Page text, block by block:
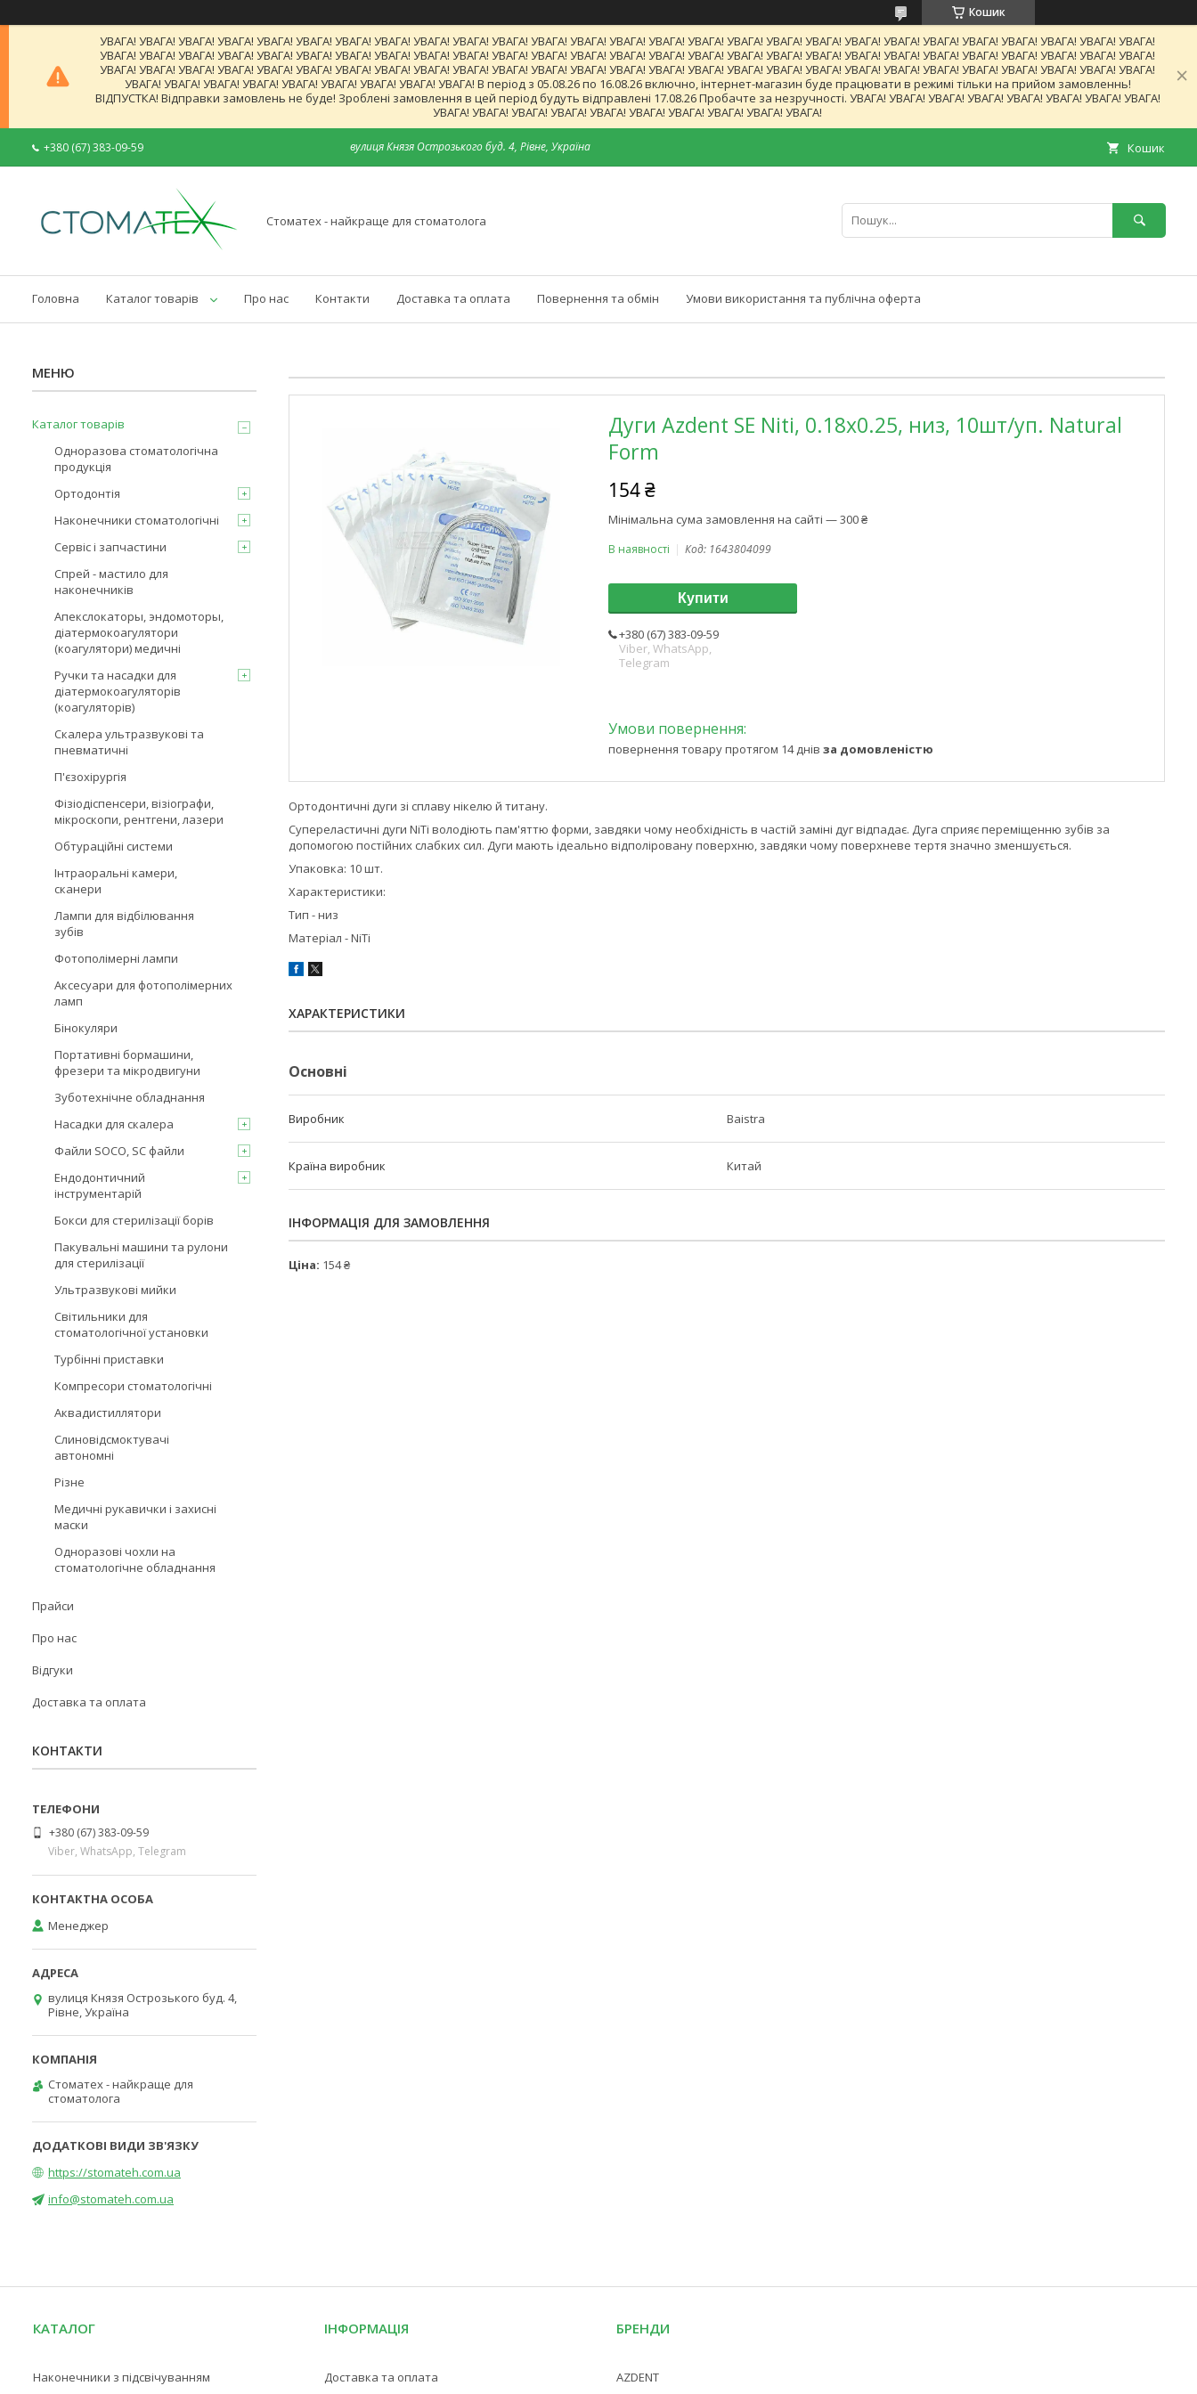
Кошик
УВАГА! УВАГА! УВАГА! УВАГА! УВАГА! УВАГА! УВАГА! УВАГА! УВАГА! УВАГА! УВАГА! УВАГА! УВАГА! УВАГА! УВАГА! УВАГА! УВАГА! УВАГА! УВАГА! УВАГА! УВАГА! УВАГА! УВАГА! УВАГА! УВАГА! УВАГА! УВАГА!
УВАГА! УВАГА! УВАГА! УВАГА! УВАГА! УВАГА! УВАГА! УВАГА! УВАГА! УВАГА! УВАГА! УВАГА! УВАГА! УВАГА! УВАГА! УВАГА! УВАГА! УВАГА! УВАГА! УВАГА! УВАГА! УВАГА! УВАГА! УВАГА! УВАГА! УВАГА! УВАГА!
УВАГА! УВАГА! УВАГА! УВАГА! УВАГА! УВАГА! УВАГА! УВАГА! УВАГА! УВАГА! УВАГА! УВАГА! УВАГА! УВАГА! УВАГА! УВАГА! УВАГА! УВАГА! УВАГА! УВАГА! УВАГА! УВАГА! УВАГА! УВАГА! УВАГА! УВАГА! УВАГА!
УВАГА! УВАГА! УВАГА! УВАГА! УВАГА! УВАГА! УВАГА! УВАГА! УВАГА! В період з 05.08.26 по 16.08.26 включно, інтернет-магазин буде працювати в режимі тільки на прийом замовленнь!
ВІДПУСТКА! Відправки замовлень не буде! Зроблені замовлення в цей період будуть відправлені 17.08.26 Пробачте за незручності. УВАГА! УВАГА! УВАГА! УВАГА! УВАГА! УВАГА! УВАГА! УВАГА!
УВАГА! УВАГА! УВАГА! УВАГА! УВАГА! УВАГА! УВАГА! УВАГА! УВАГА! УВАГА!
+380 (67) 383-09-59 вулиця Князя Острозького буд. 4, Рівне, Україна Кошик
Стоматех - найкраще для стоматолога
Головна Каталог товарів Про нас Контакти Доставка та оплата Повернення та обмін Умови використання та публічна оферта
Дуги Azdent SE Niti, 0.18x0.25, низ, 10шт/уп. Natural
Form
154 ₴
Мінімальна сума замовлення на сайті — 300 ₴
В наявності Код: 1643804099
Купити
+380 (67) 383-09-59
Viber, WhatsApp,
Telegram
повернення товару протягом 14 днів за домовленістю
Ортодонтичні дуги зі сплаву нікелю й титану.
Супереластичні дуги NiTi володіють пам'яттю форми, завдяки чому необхідність в частій заміні дуг відпадає. Дуга сприяє переміщенню зубів за
допомогою постійних слабких сил. Дуги мають ідеально відполіровану поверхню, завдяки чому поверхневе тертя значно зменшується.
Упаковка: 10 шт.
Характеристики:
Тип - низ
Матеріал - NiTi
ХАРАКТЕРИСТИКИ
Основні
Виробник Baistra
Країна виробник Китай
ІНФОРМАЦІЯ ДЛЯ ЗАМОВЛЕННЯ
Ціна: 154 ₴
Каталог товарів
Одноразова стоматологічна
продукція
Ортодонтія
Наконечники стоматологічні
Сервіс і запчастини
Спрей - мастило для
наконечників
Апекслокаторы, эндомоторы,
діатермокоагулятори
(коагулятори) медичні
Ручки та насадки для
діатермокоагуляторів
(коагуляторів)
Скалера ультразвукові та
пневматичні
П'єзохірургія
Фізіодіспенсери, візіографи,
мікроскопи, рентгени, лазери
Обтураційні системи
Інтраоральні камери,
сканери
Лампи для відбілювання
зубів
Фотополімерні лампи
Аксесуари для фотополімерних
ламп
Бінокуляри
Портативні бормашини,
фрезери та мікродвигуни
Зуботехнічне обладнання
Насадки для скалера
Файли SOCO, SC файли
Ендодонтичний
інструментарій
Бокси для стерилізації борів
Пакувальні машини та рулони
для стерилізації
Ультразвукові мийки
Світильники для
стоматологічної установки
Турбінні приставки
Компресори стоматологічні
Аквадистиллятори
Слиновідсмоктувачі
автономні
Різне
Медичні рукавички і захисні
маски
Одноразові чохли на
стоматологічне обладнання
Прайси
Про нас
Відгуки
Доставка та оплата
КОНТАКТИ
+380 (67) 383-09-59
Viber, WhatsApp, Telegram
Менеджер
вулиця Князя Острозького буд. 4,
Рівне, Україна
Стоматех - найкраще для
стоматолога
https://stomateh.com.ua
info@stomateh.com.ua
КАТАЛОГ
Наконечники з підсвічуванням
ІНФОРМАЦІЯ
Доставка та оплата
БРЕНДИ
AZDENT